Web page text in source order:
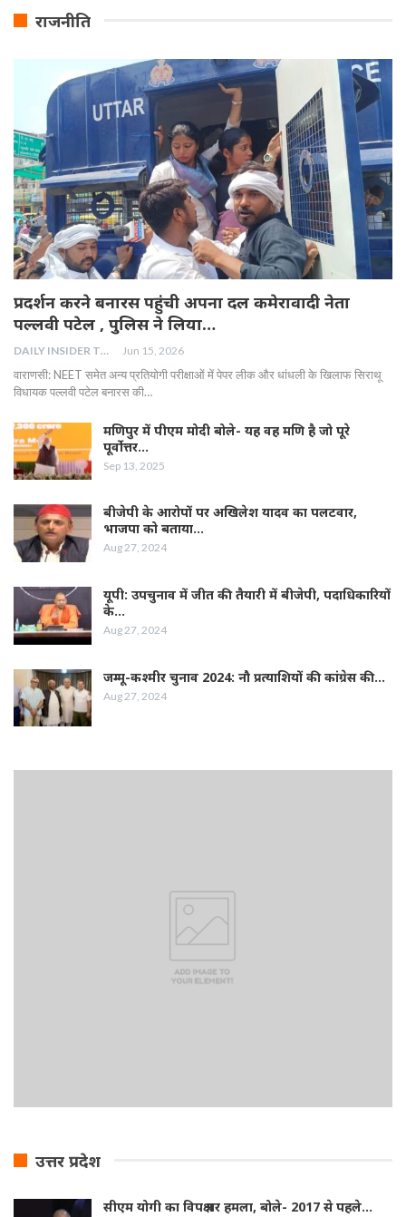
राजनीति
प्रदर्शन करने बनारस पहुंची अपना दल कमेरावादी नेता
पल्लवी पटेल , पुलिस ने लिया…
DAILY INSIDER TEAM Jun 15, 2026
वाराणसी: NEET समेत अन्य प्रतियोगी परीक्षाओं में पेपर लीक और धांधली के खिलाफ सिराथू
विधायक पल्लवी पटेल बनारस की…
मणिपुर में पीएम मोदी बोले- यह वह मणि है जो पूरे
पूर्वोत्तर…
Sep 13, 2025
बीजेपी के आरोपों पर अखिलेश यादव का पलटवार,
भाजपा को बताया…
Aug 27, 2024
यूपी: उपचुनाव में जीत की तैयारी में बीजेपी, पदाधिकारियों
के…
Aug 27, 2024
जम्‍मू-कश्‍मीर चुनाव 2024: नौ प्रत्‍याशियों की कांग्रेस की…
Aug 27, 2024
उत्तर प्रदेश
सीएम योगी का विपक्ष पर हमला, बोले- 2017 से पहले…